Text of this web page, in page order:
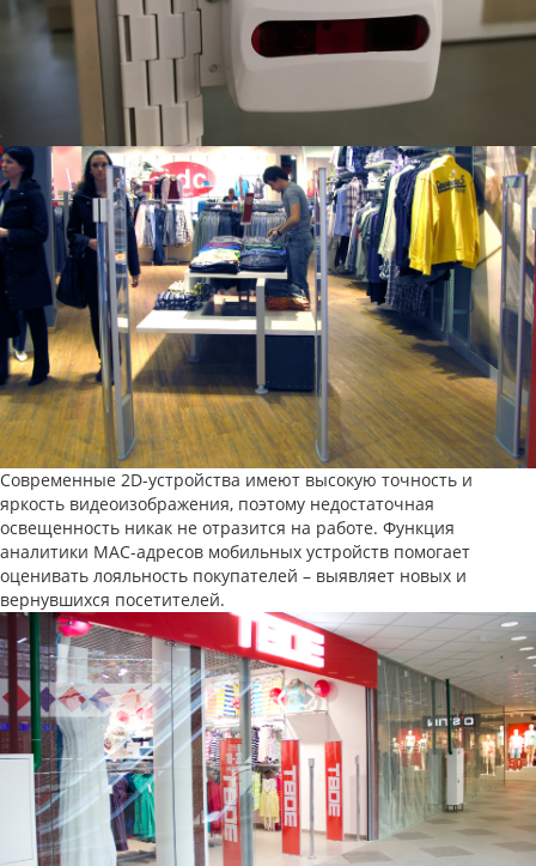
Современные 2D-устройства имеют высокую точность и
яркость видеоизображения, поэтому недостаточная
освещенность никак не отразится на работе. Функция
аналитики MAC-адресов мобильных устройств помогает
оценивать лояльность покупателей – выявляет новых и
вернувшихся посетителей.